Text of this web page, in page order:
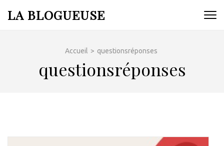
auLA BLOGUEUSE
Accueil > questionsréponses
questionsréponses